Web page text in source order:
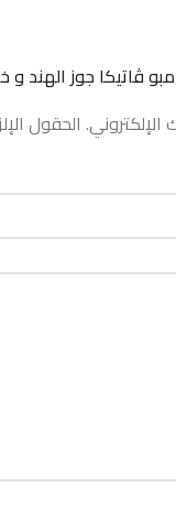
جوز الهند و خروع
الإلكتروني. الحقول